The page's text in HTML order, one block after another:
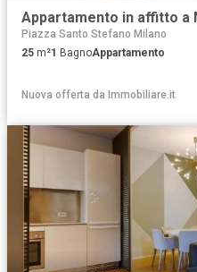
Appartamento in affitto a
Piazza Santo Stefano Milano
25 m²1 BagnoAppartamento
Nuova offerta da Immobiliare.it